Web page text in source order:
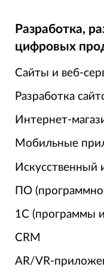
Разработка,
цифровых
Сайты и веб-
Разработка
Интернет-
Мобильные
Искусственный
ПО
1С (программы
CRM
AR/VR-